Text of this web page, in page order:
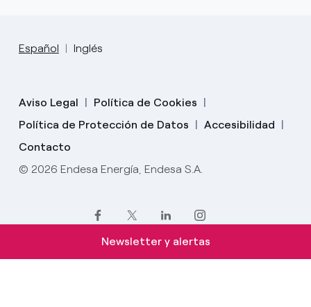
Español Inglés
Aviso Legal
Política de Cookies
Política de Protección de Datos
Accesibilidad
Contacto
© 2026 Endesa Energía, Endesa S.A.
Newsletter y alertas